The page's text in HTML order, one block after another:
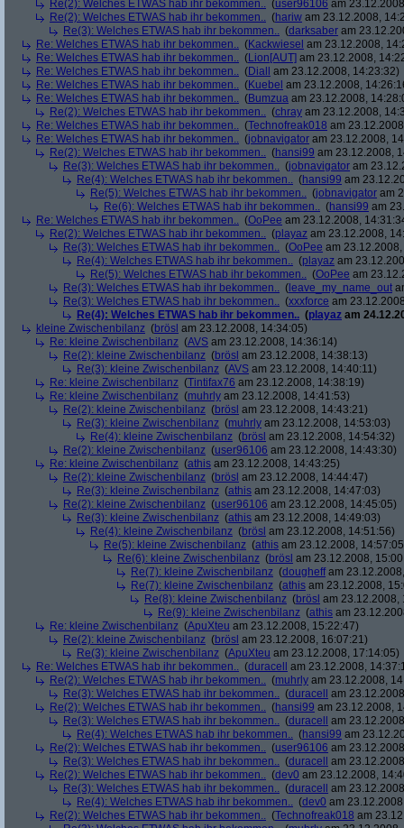
Re(2): Welches ETWAS hab ihr bekommen.. (user96106 am
Re(2): Welches ETWAS hab ihr bekommen.. (hariw am 23.12.2008,
Re(3): Welches ETWAS hab ihr bekommen.. (darksaber am
Re: Welches ETWAS hab ihr bekommen.. (Kackwiesel am 23.12.2008,
Re: Welches ETWAS hab ihr bekommen.. (Lion[AUT] am 23.12.2008,
Re: Welches ETWAS hab ihr bekommen.. (Diall
am 23.12.2008, 14:23:32)
Re: Welches ETWAS hab ihr bekommen.. (Kuebel am 23.12.2008,
Re: Welches ETWAS hab ihr bekommen.. (Bumzua am 23.12.2008,
Re(2): Welches ETWAS hab ihr bekommen.. (chray am 23.12.2008,
Re: Welches ETWAS hab ihr bekommen.. (Technofreak018 am
Re: Welches ETWAS hab ihr bekommen.. (jobnavigator am 23.12.2008,
Re(2): Welches ETWAS hab ihr bekommen.. (hansi99 am 23.12.2008,
Re(3): Welches ETWAS hab ihr bekommen.. (jobnavigator am
Re(4): Welches ETWAS hab ihr bekommen.. (hansi99 am
Re(5): Welches ETWAS hab ihr bekommen.. (jobnavigator am
Re(6): Welches ETWAS hab ihr bekommen.. (hansi99 am
Re: Welches ETWAS hab ihr bekommen.. (OoPee am 23.12.2008,
Re(2): Welches ETWAS hab ihr bekommen.. (playaz am 23.12.2008,
Re(3): Welches ETWAS hab ihr bekommen.. (OoPee am
Re(4): Welches ETWAS hab ihr bekommen.. (playaz am
Re(5): Welches ETWAS hab ihr bekommen.. (OoPee am
Re(3): Welches ETWAS hab ihr bekommen.. ( leave_my_name_out
Re(3): Welches ETWAS hab ihr bekommen.. (xxxforce am
Re(4): Welches ETWAS hab ihr bekommen.. (playaz am
kleine Zwischenbilanz (brösl am 23.12.2008, 14:34:05)
Re: kleine Zwischenbilanz (AVS am 23.12.2008, 14:36:14)
Re(2): kleine Zwischenbilanz (brösl am 23.12.2008, 14:38:13)
Re(3): kleine Zwischenbilanz (AVS am 23.12.2008, 14:40:11)
Re: kleine Zwischenbilanz (Tintifax76 am 23.12.2008, 14:38:19)
Re: kleine Zwischenbilanz (muhrly am 23.12.2008, 14:41:53)
Re(2): kleine Zwischenbilanz (brösl am 23.12.2008, 14:43:21)
Re(3): kleine Zwischenbilanz (muhrly am 23.12.2008, 14:53:03)
Re(4): kleine Zwischenbilanz (brösl am 23.12.2008, 14:54:32)
Re(2): kleine Zwischenbilanz (user96106 am 23.12.2008, 14:43:30)
Re: kleine Zwischenbilanz (athis am 23.12.2008, 14:43:25)
Re(2): kleine Zwischenbilanz (brösl am 23.12.2008, 14:44:47)
Re(3): kleine Zwischenbilanz (athis am 23.12.2008, 14:47:03)
Re(2): kleine Zwischenbilanz (user96106 am 23.12.2008, 14:45:05)
Re(3): kleine Zwischenbilanz (athis am 23.12.2008, 14:49:03)
Re(4): kleine Zwischenbilanz (brösl am 23.12.2008, 14:51:56)
Re(5): kleine Zwischenbilanz (athis am 23.12.2008,
Re(6): kleine Zwischenbilanz (brösl am 23.12.2008,
Re(7): kleine Zwischenbilanz (dougheffam
Re(7): kleine Zwischenbilanz (athis am 23.12.2008,
Re(8): kleine Zwischenbilanz (brösl am 23.12.2008,
Re(9): kleine Zwischenbilanz (athis am
Re: kleine Zwischenbilanz (ApuXteu am 23.12.2008, 15:22:47)
Re(2): kleine Zwischenbilanz (brösl am 23.12.2008, 16:07:21)
Re(3): kleine Zwischenbilanz (ApuXteu am 23.12.2008, 17:14:05)
Re: Welches ETWAS hab ihr bekommen.. (duracell
am 23.12.2008,
Re(2): Welches ETWAS hab ihr bekommen.. (muhrly am 23.12.2008,
Re(3): Welches ETWAS hab ihr bekommen.. (duracell
am
Re(2): Welches ETWAS hab ihr bekommen.. (hansi99 am 23.12.2008,
Re(3): Welches ETWAS hab ihr bekommen.. (duracell
am
Re(4): Welches ETWAS hab ihr bekommen.. (hansi99 am
Re(2): Welches ETWAS hab ihr bekommen.. (user96106 am
Re(3): Welches ETWAS hab ihr bekommen.. (duracell
am
Re(2): Welches ETWAS hab ihr bekommen.. (dev0 am 23.12.2008,
Re(3): Welches ETWAS hab ihr bekommen.. (duracell
am
Re(4): Welches ETWAS hab ihr bekommen.. (dev0 am
Re(2): Welches ETWAS hab ihr bekommen.. (Technofreak018 am